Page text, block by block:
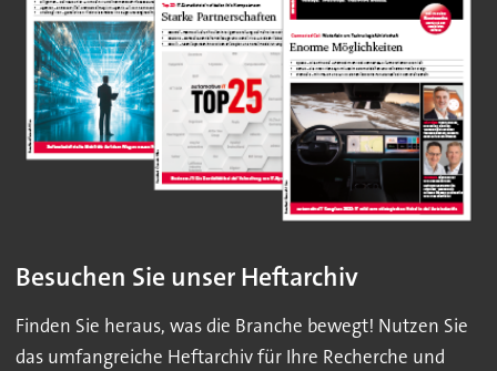
Besuchen Sie unser Heftarchiv
Finden Sie heraus, was die Branche bewegt! Nutzen Sie
das umfangreiche Heftarchiv für Ihre Recherche und